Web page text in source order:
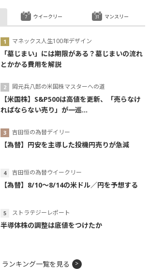
マネックス人生100年デザイン
「墓じまい」には期限がある？墓じまいの流れ
とかかる費用を解説
岡元兵八郎の米国株マスターへの道
【米国株】S&P500は高値を更新、「売らなけ
ればならない売り」が一巡...
吉田恒の為替デイリー
【為替】円安を主導した投機円売りが急減
吉田恒の為替ウイークリー
【為替】8/10～8/14の米ドル／円を予想する
ストラテジーレポート
半導体株の調整は底値をつけたか
ウイークリー マンスリー
ランキング一覧を見る